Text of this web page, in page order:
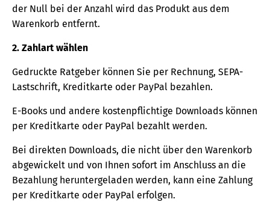
der Null bei der Anzahl wird das Produkt aus dem
Warenkorb entfernt.
2. Zahlart wählen
Gedruckte Ratgeber können Sie per Rechnung, SEPA-
Lastschrift, Kreditkarte oder PayPal bezahlen.
E-Books und andere kostenpflichtige Downloads können
per Kreditkarte oder PayPal bezahlt werden.
Bei direkten Downloads, die nicht über den Warenkorb
abgewickelt und von Ihnen sofort im Anschluss an die
Bezahlung heruntergeladen werden, kann eine Zahlung
per Kreditkarte oder PayPal erfolgen.